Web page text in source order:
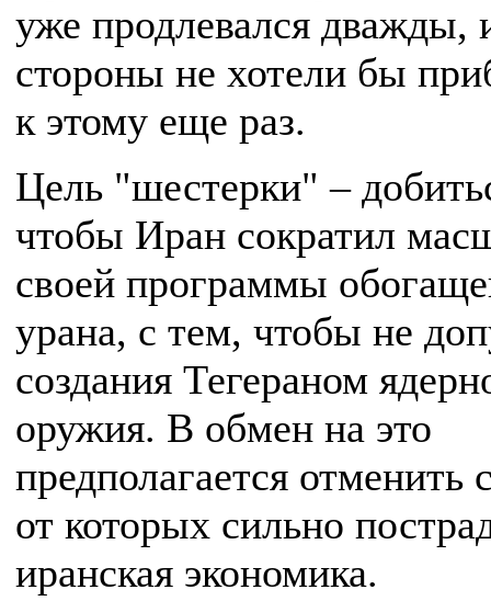
уже продлевался дважды,
стороны не хотели бы
к этому еще раз.
Цель "шестерки" –
чтобы Иран сократил
своей программы
урана, с тем, чтобы не
создания Тегераном
оружия. В обмен на это
предполагается отменить
от которых сильно
иранская экономика.